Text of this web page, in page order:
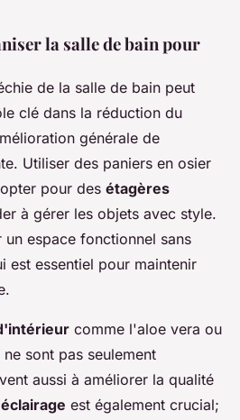
la salle de bain pour
de la salle de bain peut
clé dans la réduction du
générale de
Utiliser des paniers en osier
pour des étagères
à gérer les objets avec style.
espace fonctionnel sans
est essentiel pour maintenir
comme l'aloe vera ou
sont pas seulement
aussi à améliorer la qualité
est également crucial;